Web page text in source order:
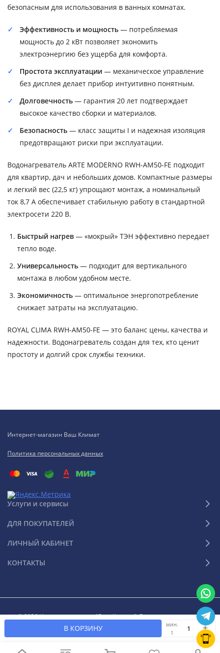
В КОРЗИНУ
мин.
1
безопасным для использования в ванных комнатах.
Эффективность и мощность — потребляемая
мощность до 2 кВт позволяет экономить
электроэнергию без ущерба для комфорта.
Простота эксплуатации — механическое управление
без дисплея делает прибор интуитивно понятным.
Долговечность — гарантия 20 лет подтверждает
высокое качество сборки и материалов.
Безопасность — класс защиты I и надежная изоляция
предотвращают риски при эксплуатации.
Водонагреватель ARTE MODERNO RWH-AM50-FE подходит
для квартир, дач и небольших домов. Компактные размеры
и легкий вес (22,5 кг) упрощают монтаж, а номинальный
ток 8,7 А обеспечивает стабильную работу в стандартной
электросети 220 В.
Быстрый нагрев — «мокрый» ТЭН эффективно передает
тепло воде.
Универсальность — подходит для вертикального
монтажа в любом удобном месте.
Экономичность — оптимальное энергопотребление
снижает затраты на эксплуатацию.
ROYAL CLIMA RWH-AM50-FE — это баланс цены, качества и
надежности. Водонагреватель создан для тех, кто ценит
простоту и долгий срок службы техники.
Интернет-магазин Ваш Климат
Политика персональных данных
Услуги и сервисы
ДЛЯ ПОКУПАТЕЛЕЙ
ЛИЧНЫЙ КАБИНЕТ
КОНТАКТЫ
© 2026 Интернет-магазин "Ваш Климат". Все права защищены